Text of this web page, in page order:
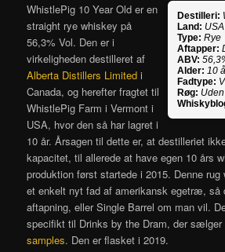
Destilleri:
Land: USA
Type: Rye
Aftapper:
ABV:
Alder: 10
Fadtype:
Røg: Uden
WhistlePig 10 Year Old er en
straight rye whiskey på
56,3% Vol. Den er i
virkeligheden destilleret af
Alberta Distillers Limited i
Canada, og herefter fragtet til
WhistlePig Farm i Vermont i
USA, hvor den så har lagret i
10 år. Årsagen til dette er, at destilleriet
kapacitet, til allerede at have egen 10 års
produktion først startede i 2015. Denne
et enkelt nyt fad af amerikansk egetræ, så
aftapning, eller Single Barrel om man vil.
specifikt til Drinks by the Dram, der
samples. Den er flasket i 2019.